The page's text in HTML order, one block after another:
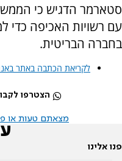
סטארמר הדגיש כי
עם רשויות האכיפה כדי
בחברה הבריטית.
לקריאת הכתבה באתר
הצטרפו
מצאתם טעות או
פנו אלינו